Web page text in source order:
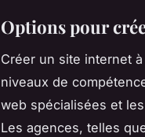
Options pour
Créer un site internet
niveaux de
web spécialisées et
Les agences, telles